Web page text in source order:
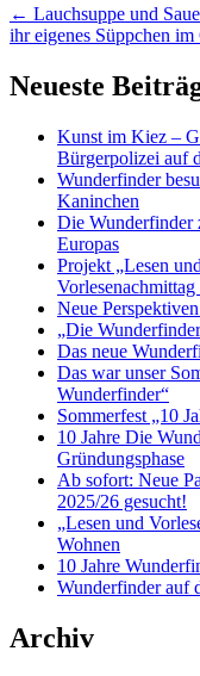
Artikel-
Navigation
← Lauchsuppe und
ihr eigenes Süppchen
Neueste
Kunst im Kiez –
Bürgerpolizei auf
Wunderfinder
Kaninchen
Die Wunderfinder
Europas
Projekt „Lesen
Neue
„Die
Das neue
Das war unser
Wunderfinder“
Sommerfest „10
10 Jahre Die
Gründungsphase
Ab sofort: Neue
2025/26 gesucht!
„Lesen und
Wohnen
10 Jahre
Wunderfinder auf
Archiv